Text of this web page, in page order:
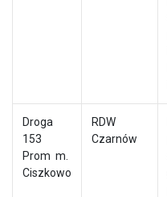
Droga
153
Prom m.
Ciszkowo
RDW
Czarnów